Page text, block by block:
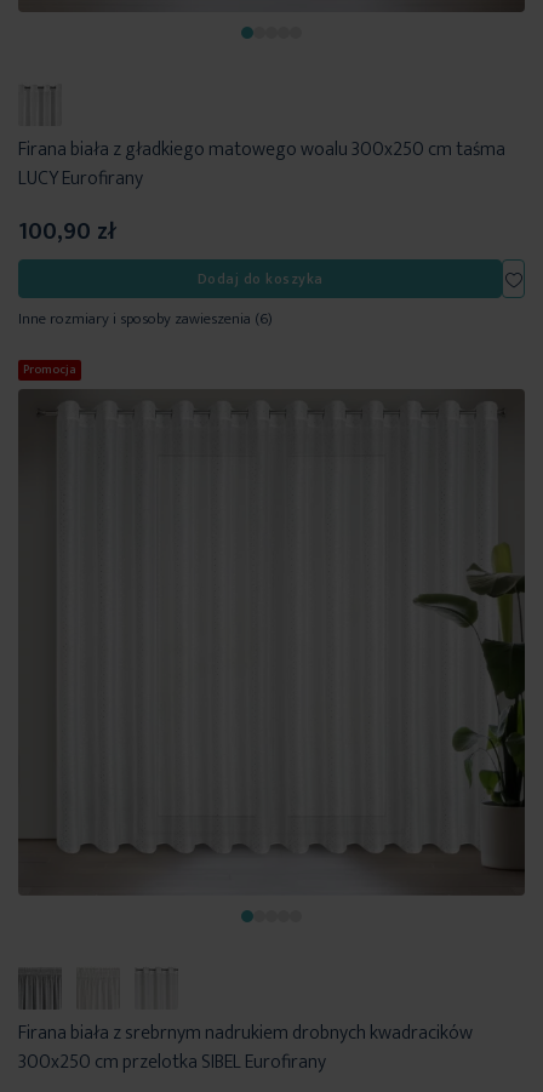
Firana biała z gładkiego matowego woalu 300x250 cm taśma
LUCY Eurofirany
100,90 zł
Dodaj do koszyka
Inne rozmiary i sposoby zawieszenia (6)
Promocja
Firana biała z srebrnym nadrukiem drobnych kwadracików
300x250 cm przelotka SIBEL Eurofirany